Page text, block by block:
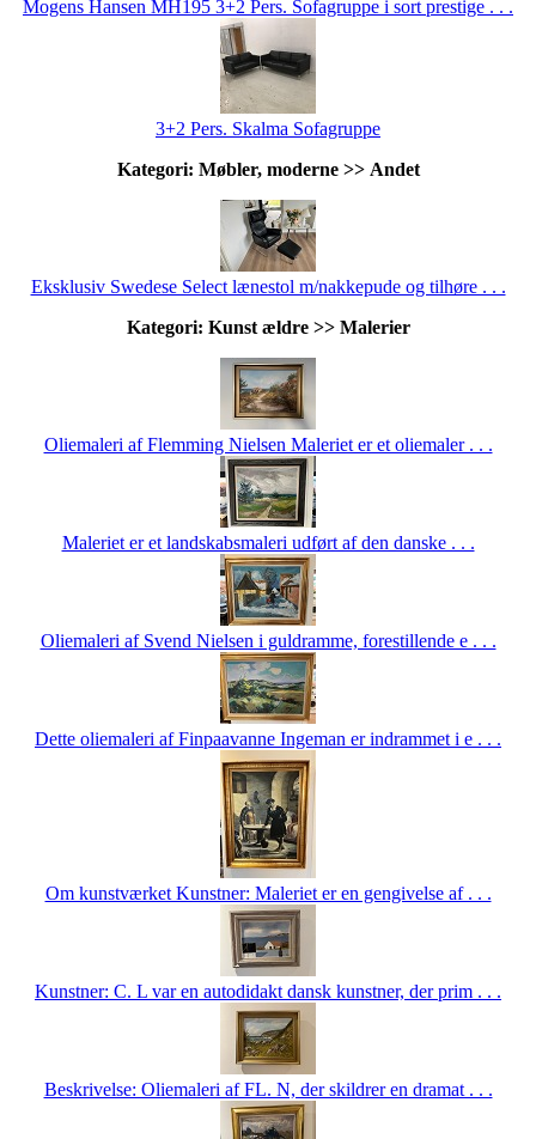
Mogens Hansen MH195 3+2 Pers. Sofagruppe i sort prestige . . .
3+2 Pers. Skalma Sofagruppe
Kategori: Møbler, moderne >> Andet
Eksklusiv Swedese Select lænestol m/nakkepude og tilhøre . . .
Kategori: Kunst ældre >> Malerier
Oliemaleri af Flemming Nielsen Maleriet er et oliemaler . . .
Maleriet er et landskabsmaleri udført af den danske . . .
Oliemaleri af Svend Nielsen i guldramme, forestillende e . . .
Dette oliemaleri af Finpaavanne Ingeman er indrammet i e . . .
Om kunstværket Kunstner: Maleriet er en gengivelse af . . .
Kunstner: C. L var en autodidakt dansk kunstner, der prim . . .
Beskrivelse: Oliemaleri af FL. N, der skildrer en dramat . . .